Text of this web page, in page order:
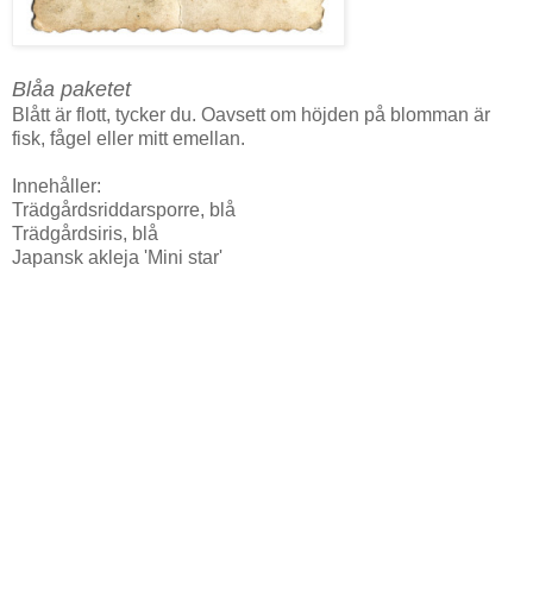
Blåa paketet
Blått är flott, tycker du. Oavsett om höjden på blomman är
fisk, fågel eller mitt emellan.
Innehåller:
Trädgårdsriddarsporre, blå
Trädgårdsiris, blå
Japansk akleja 'Mini star'